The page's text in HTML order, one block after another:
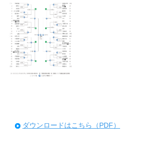
ダウンロードはこちら（PDF）